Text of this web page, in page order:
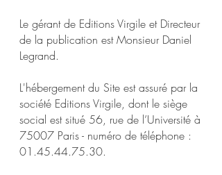
Le gérant de Editions Virgile et Directeur
de la publication est Monsieur Daniel
Legrand.
L'hébergement du Site est assuré par la
société Editions Virgile, dont le siège
social est situé 56, rue de l’Université à
75007 Paris - numéro de téléphone :
01.45.44.75.30.